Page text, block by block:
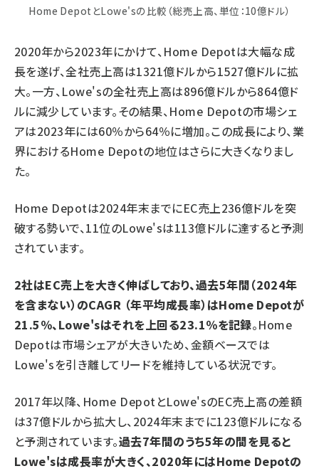
Home DepotとLowe'sの比較（総売上高、単位：10億ドル）
2020年から2023年にかけて、Home Depotは大幅な成
長を遂げ、全社売上高は1321億ドルから1527億ドルに拡
大。一方、Lowe'sの全社売上高は896億ドルから864億ド
ルに減少しています。その結果、Home Depotの市場シェ
アは2023年には60％から64％に増加。この成長により、業
界におけるHome Depotの地位はさらに大きくなりまし
た。
Home Depotは2024年末までにEC売上236億ドルを突
破する勢いで、11位のLowe'sは113億ドルに達すると予測
されています。
2社はEC売上を大きく伸ばしており、過去5年間（2024年
を含まない）のCAGR （年平均成長率）はHome Depotが
21.5％、Lowe'sはそれを上回る23.1％を記録。Home
Depotは市場シェアが大きいため、金額ベースでは
Lowe'sを引き離してリードを維持している状況です。
2017年以降、Home DepotとLowe'sのEC売上高の差額
は37億ドルから拡大し、2024年末までに123億ドルになる
と予測されています。過去7年間のうち5年の間を見ると
Lowe'sは成長率が大きく、2020年にはHome Depotの